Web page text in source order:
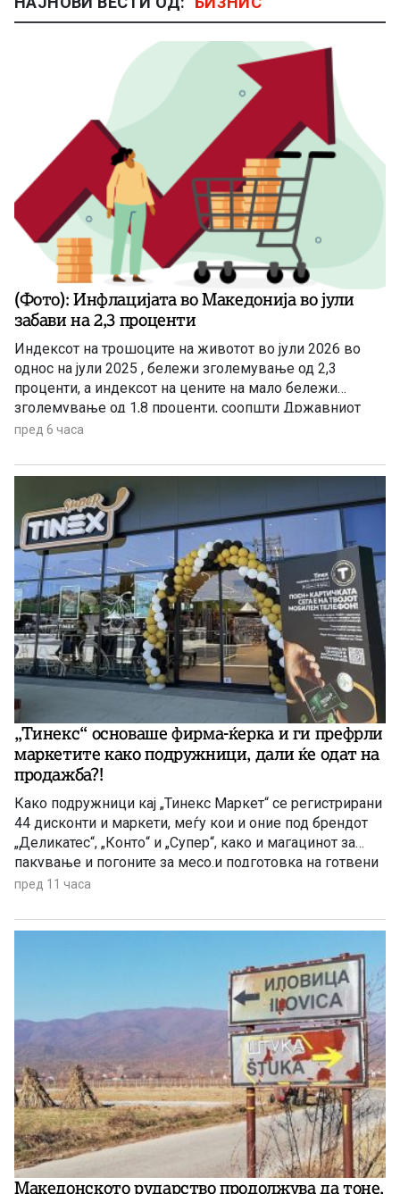
(Фото): Инфлацијата во Македонија во јули
забави на 2,3 проценти
Индексот на трошоците на животот во јули 2026 во
однос на јули 2025 , бележи зголемување од 2,3
проценти, а индексот на цените на мало бележи
зголемување од 1,8 проценти, соопшти Државниот
завод за статистика. Станува збор за благо забавување
годишната стапка на инфлација изнесуваше 3,4
пред 6 часа
„Тинекс“ основаше фирма-ќерка и ги префрли
маркетите како подружници, дали ќе одат на
продажба?!
Како подружници кај „Тинекс Маркет“ се регистрирани
44 дисконти и маркети, меѓу кои и оние под брендот
„Деликатес“, „Конто“ и „Супер“, како и магацинот за
пакување и погоните за месо.и подготовка на готвени
јадења. Префрлен е и центарот за логистика, односно
пред 11 часа
Македонското рударство продолжува да тоне,